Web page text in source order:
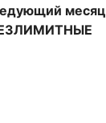
месяц